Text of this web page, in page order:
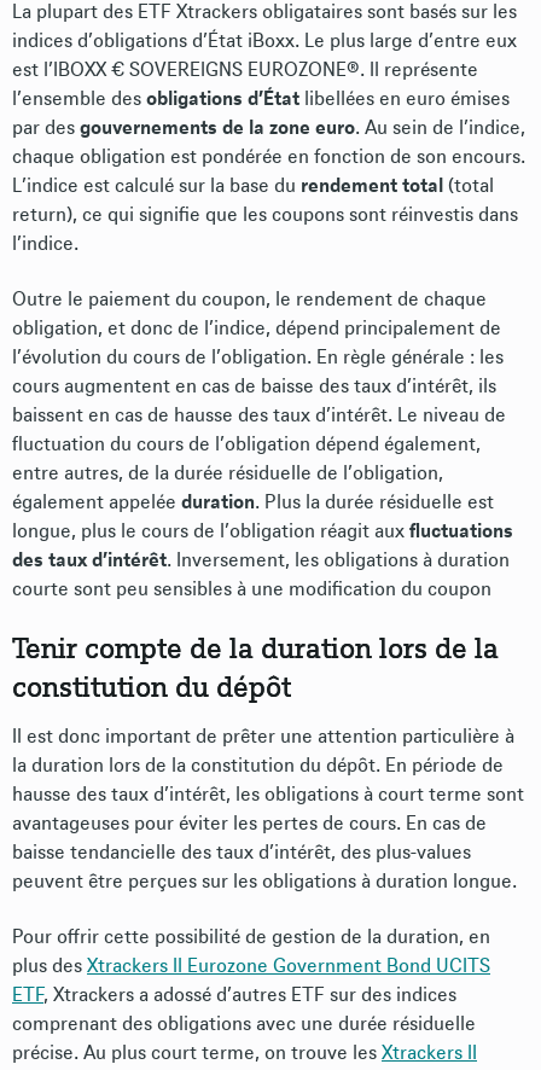
La plupart des ETF Xtrackers obligataires sont basés sur les
indices d’obligations d’État iBoxx. Le plus large d’entre eux
est l’IBOXX € SOVEREIGNS EUROZONE®. Il représente
l’ensemble des obligations d’État libellées en euro émises
par des gouvernements de la zone euro. Au sein de l’indice,
chaque obligation est pondérée en fonction de son encours.
L’indice est calculé sur la base du rendement total (total
return), ce qui signifie que les coupons sont réinvestis dans
l’indice.
Outre le paiement du coupon, le rendement de chaque
obligation, et donc de l’indice, dépend principalement de
l’évolution du cours de l’obligation. En règle générale : les
cours augmentent en cas de baisse des taux d’intérêt, ils
baissent en cas de hausse des taux d’intérêt. Le niveau de
fluctuation du cours de l’obligation dépend également,
entre autres, de la durée résiduelle de l’obligation,
également appelée duration. Plus la durée résiduelle est
longue, plus le cours de l’obligation réagit aux fluctuations
des taux d’intérêt. Inversement, les obligations à duration
courte sont peu sensibles à une modification du coupon
Tenir compte de la duration lors de la
constitution du dépôt
Il est donc important de prêter une attention particulière à
la duration lors de la constitution du dépôt. En période de
hausse des taux d’intérêt, les obligations à court terme sont
avantageuses pour éviter les pertes de cours. En cas de
baisse tendancielle des taux d’intérêt, des plus-values
peuvent être perçues sur les obligations à duration longue.
Pour offrir cette possibilité de gestion de la duration, en
plus des Xtrackers II Eurozone Government Bond UCITS
ETF, Xtrackers a adossé d’autres ETF sur des indices
comprenant des obligations avec une durée résiduelle
précise. Au plus court terme, on trouve les Xtrackers II